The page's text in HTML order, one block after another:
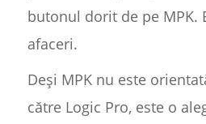
butonul dorit de pe MPK.
afaceri.
Deși MPK nu este
către Logic Pro, este o